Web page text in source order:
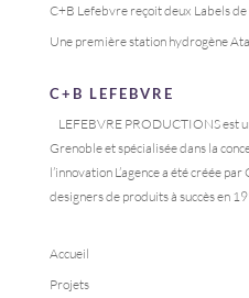
C+B Lefebvre reçoit deux Labels
Une première station hydrogène
C+B LEFEBVRE
LEFEBVRE PRODUCTIONS est
Grenoble et spécialisée dans la
l’innovation L’agence a été créée
designers de produits à succès en
Accueil
Projets